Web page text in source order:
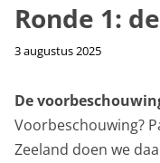
Ronde 1:
3 augustus 2025
De
Voorbeschouwing?
Zeeland doen we